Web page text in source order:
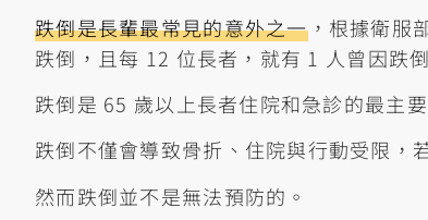
跌倒是長輩最常見的意外之一，根據衛服
跌倒，且每 12 位長者，就有 1 人曾因跌
跌倒是 65 歲以上長者住院和急診的最主
跌倒不僅會導致骨折、住院與行動受限，
然而跌倒並不是無法預防的。